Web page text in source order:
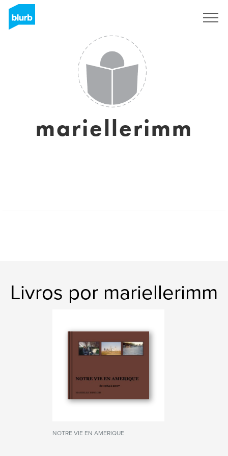
mariellerimm
Livros por mariellerimm
NOTRE VIE EN AMERIQUE